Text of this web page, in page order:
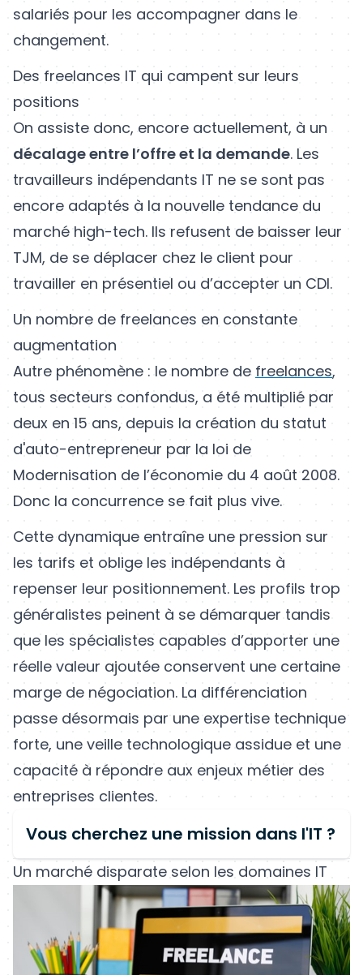
salariés pour les accompagner dans le
changement.
Des freelances IT qui campent sur leurs
positions
On assiste donc, encore actuellement, à un
décalage entre l’offre et la demande. Les
travailleurs indépendants IT ne se sont pas
encore adaptés à la nouvelle tendance du
marché high-tech. Ils refusent de baisser leur
TJM, de se déplacer chez le client pour
travailler en présentiel ou d’accepter un CDI.
Un nombre de freelances en constante
augmentation
Autre phénomène : le nombre de freelances,
tous secteurs confondus, a été multiplié par
deux en 15 ans, depuis la création du statut
d'auto-entrepreneur par la loi de
Modernisation de l’économie du 4 août 2008.
Donc la concurrence se fait plus vive.
Cette dynamique entraîne une pression sur
les tarifs et oblige les indépendants à
repenser leur positionnement. Les profils trop
généralistes peinent à se démarquer tandis
que les spécialistes capables d’apporter une
réelle valeur ajoutée conservent une certaine
marge de négociation. La différenciation
passe désormais par une expertise technique
forte, une veille technologique assidue et une
capacité à répondre aux enjeux métier des
entreprises clientes.
Vous cherchez une mission dans l'IT ?
Un marché disparate selon les domaines IT